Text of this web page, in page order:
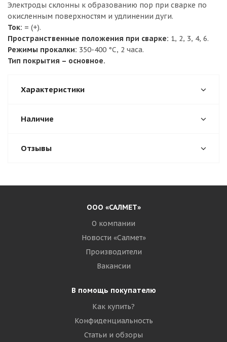
Электроды склонны к образованию пор при сварке по
окисленным поверхностям и удлинении дуги.
Ток: = (+).
Пространственные положения при сварке: 1, 2, 3, 4, 6.
Режимы прокалки: 350-400 °С, 2 часа.
Тип покрытия – основное.
Характеристики
Наличие
Отзывы
ООО «САЛМЕТ»
О компании
Новости «Салмет»
Производители
Вакансии
В помощь покупателю
Как купить?
Конфиденциальность
Статьи и обзоры